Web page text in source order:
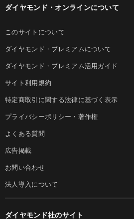
ダイヤモンド・オンラインについて
このサイトについて
ダイヤモンド・プレミアムについて
ダイヤモンド・プレミアム活用ガイド
サイト利用規約
特定商取引に関する法律に基づく表示
プライバシーポリシー・著作権
よくある質問
広告掲載
お問い合わせ
法人導入について
ダイヤモンド社のサイト